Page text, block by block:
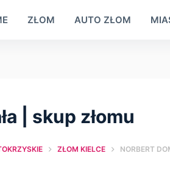
ZŁOM AUTO ZŁOM
| skup złomu
ZŁOM KIELCE NORBERT